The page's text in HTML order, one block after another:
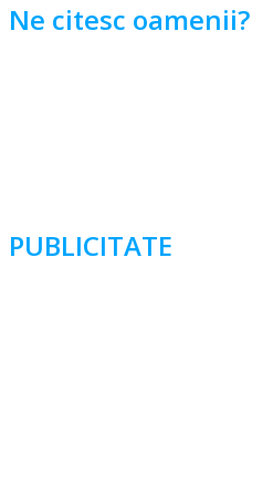
Ne citesc oamenii?
PUBLICITATE